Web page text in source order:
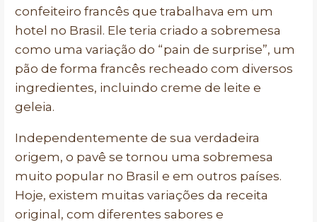
confeiteiro francês que trabalhava em um
hotel no Brasil. Ele teria criado a sobremesa
como uma variação do “pain de surprise”, um
pão de forma francês recheado com diversos
ingredientes, incluindo creme de leite e
geleia.
Independentemente de sua verdadeira
origem, o pavê se tornou uma sobremesa
muito popular no Brasil e em outros países.
Hoje, existem muitas variações da receita
original, com diferentes sabores e